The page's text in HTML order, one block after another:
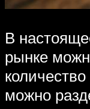
В
рынке
можно